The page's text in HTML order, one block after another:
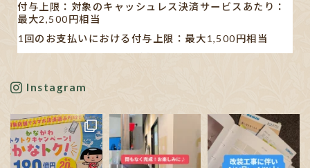
付与上限：対象のキャッシュレス決済サービスあたり：
最大2,500円相当
1回のお支払いにおける付与上限：最大1,500円相当
※利用する店舗によって対応している決済手段が異なり
✋🏻発表された書類や新聞の記事も見ましたが…、正直分
かりにくいです。
ポイン...See More
Instagram